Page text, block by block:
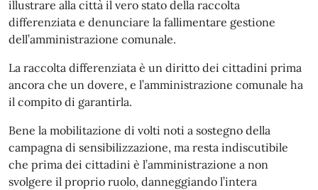
illustrare alla città il vero stato della raccolta
differenziata e denunciare la fallimentare gestione
dell’amministrazione comunale.
La raccolta differenziata è un diritto dei cittadini prima
ancora che un dovere, e l’amministrazione comunale ha
il compito di garantirla.
Bene la mobilitazione di volti noti a sostegno della
campagna di sensibilizzazione, ma resta indiscutibile
che prima dei cittadini è l’amministrazione a non
svolgere il proprio ruolo, danneggiando l’intera